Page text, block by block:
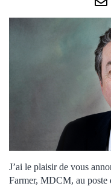
J’ai le plaisir de vous
Farmer, MDCM, au